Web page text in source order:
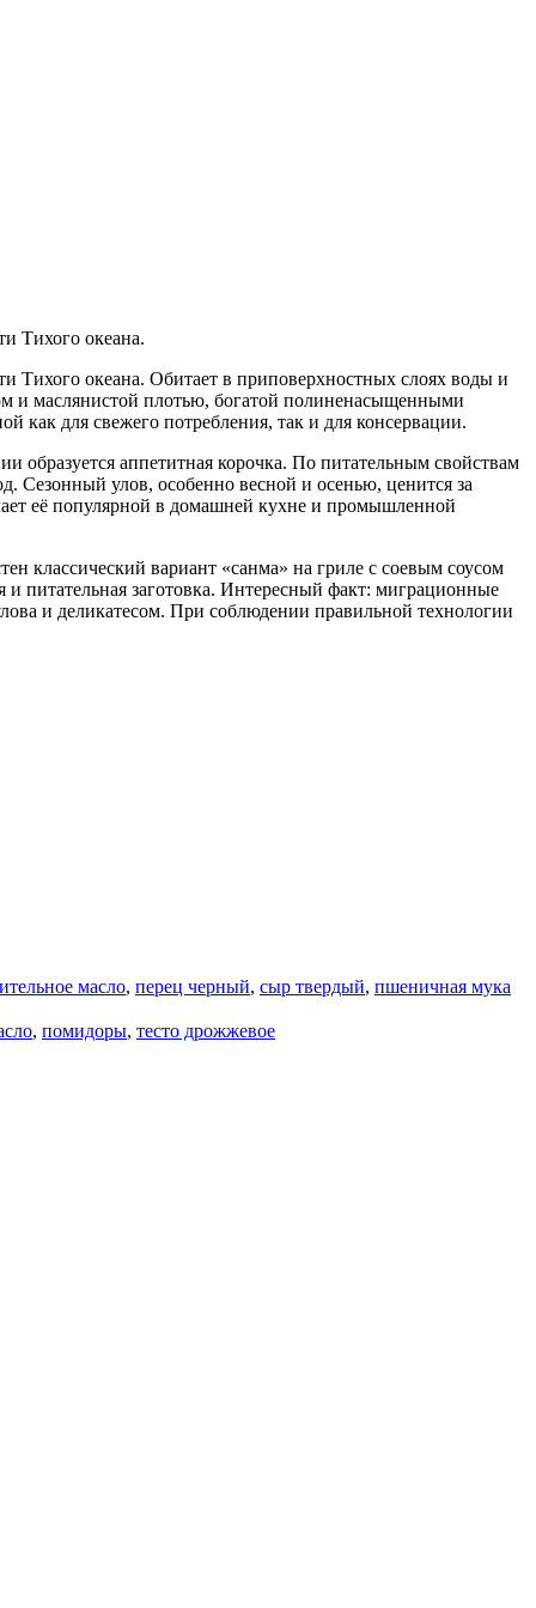
Тихого океана.
Тихого океана. Обитает в приповерхностных слоях воды и
и маслянистой плотью, богатой полиненасыщенными
для свежего потребления, так и для консервации.
аппетитная корочка. По питательным свойствам
Сезонный улов, особенно весной и осенью, ценится за
её популярной в домашней кухне и промышленной
классический вариант «санма» на гриле с соевым соусом
питательная заготовка. Интересный факт: миграционные
и деликатесом. При соблюдении правильной технологии
масло, перец черный, сыр твердый, пшеничная мука
, помидоры, тесто дрожжевое